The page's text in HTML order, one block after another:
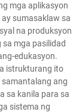
mga aplikasyon
sumasaklaw sa
na produksyon
mga pasilidad
edukasyon.
istrukturang ito
ang
sa kanila para sa
sistema ng